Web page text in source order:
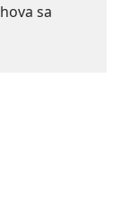
sa